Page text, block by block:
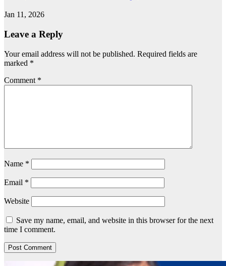
Jan 11, 2026
Leave a Reply
Your email address will not be published. Required fields are
marked *
Comment *
Name *
Email *
Website
Save my name, email, and website in this browser for the next
time I comment.